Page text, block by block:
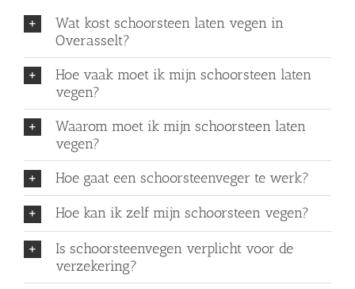
Wat kost schoorsteen laten vegen in
Overasselt?
Hoe vaak moet ik mijn schoorsteen laten
vegen?
Waarom moet ik mijn schoorsteen laten
vegen?
Hoe gaat een schoorsteenveger te werk?
Hoe kan ik zelf mijn schoorsteen vegen?
Is schoorsteenvegen verplicht voor de
verzekering?